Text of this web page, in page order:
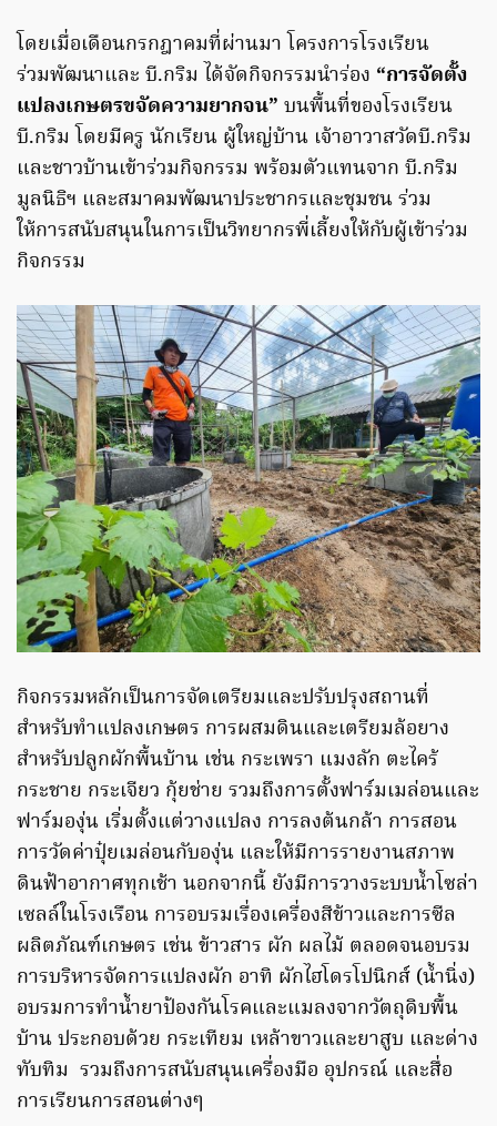
โดยเมื่อเดือนกรกฎาคมที่ผ่านมา โครงการโรงเรียน
ร่วมพัฒนาและ บี.กริม ได้จัดกิจกรรมนำร่อง “การจัดตั้ง
แปลงเกษตรขจัดความยากจน” บนพื้นที่ของโรงเรียน
บี.กริม โดยมีครู นักเรียน ผู้ใหญ่บ้าน เจ้าอาวาสวัดบี.กริม
และชาวบ้านเข้าร่วมกิจกรรม พร้อมตัวแทนจาก บี.กริม
มูลนิธิฯ และสมาคมพัฒนาประชากรและชุมชน ร่วม
ให้การสนับสนุนในการเป็นวิทยากรพี่เลี้ยงให้กับผู้เข้าร่วม
กิจกรรม
กิจกรรมหลักเป็นการจัดเตรียมและปรับปรุงสถานที่
สำหรับทำแปลงเกษตร การผสมดินและเตรียมล้อยาง
สำหรับปลูกผักพื้นบ้าน เช่น กระเพรา แมงลัก ตะไคร้
กระชาย กระเจียว กุ้ยช่าย รวมถึงการตั้งฟาร์มเมล่อนและ
ฟาร์มองุ่น เริ่มตั้งแต่วางแปลง การลงต้นกล้า การสอน
การวัดค่าปุ๋ยเมล่อนกับองุ่น และให้มีการรายงานสภาพ
ดินฟ้าอากาศทุกเช้า นอกจากนี้ ยังมีการวางระบบน้ำโซล่า
เซลล์ในโรงเรือน การอบรมเรื่องเครื่องสีข้าวและการซีล
ผลิตภัณฑ์เกษตร เช่น ข้าวสาร ผัก ผลไม้ ตลอดจนอบรม
การบริหารจัดการแปลงผัก อาทิ ‌ผักไฮโดรโปนิกส์ (น้ำนิ่ง)
อบรมการทำน้ำยาป้องกันโรคและแมลงจากวัตถุดิบพื้น
บ้าน ประกอบด้วย กระเทียม เหล้าขาวและยาสูบ และด่าง
ทับทิม ‌ รวมถึงการสนับสนุนเครื่องมือ อุปกรณ์ และสื่อ
การเรียนการสอนต่างๆ